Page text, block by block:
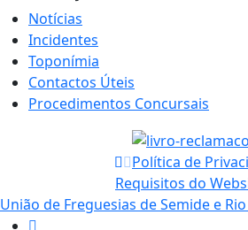
Notícias
Incidentes
Toponímia
Contactos Úteis
Procedimentos Concursais
Política de
Requisitos do
União de Freguesias de Semide e